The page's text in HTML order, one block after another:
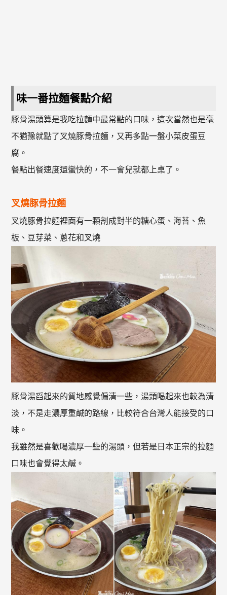
味一番拉麵餐點介紹
豚骨湯頭算是我吃拉麵中最常點的口味，這次當然也是毫
不猶豫就點了叉燒豚骨拉麵，又再多點一盤小菜皮蛋豆
腐。
餐點出餐速度還蠻快的，不一會兒就都上桌了。
叉燒豚骨拉麵
叉燒豚骨拉麵裡面有一顆剖成對半的糖心蛋、海苔、魚
板、豆芽菜、蔥花和叉燒
豚骨湯舀起來的質地感覺偏清一些，湯頭喝起來也較為清
淡，不是走濃厚重鹹的路線，比較符合台灣人能接受的口
味。
我雖然是喜歡喝濃厚一些的湯頭，但若是日本正宗的拉麵
口味也會覺得太鹹。